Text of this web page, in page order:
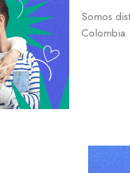
Somos
Colombia.